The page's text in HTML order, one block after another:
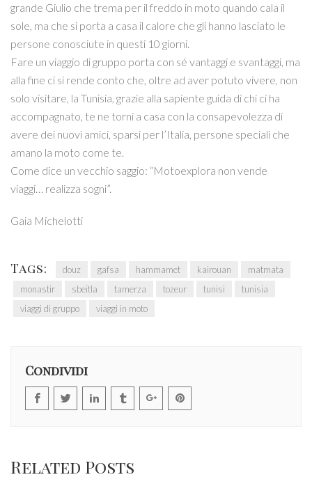
grande Giulio che trema per il freddo in moto quando cala il
sole, ma che si porta a casa il calore che gli hanno lasciato le
persone conosciute in questi 10 giorni.
Fare un viaggio di gruppo porta con sé vantaggi e svantaggi, ma
alla fine ci si rende conto che, oltre ad aver potuto vivere, non
solo visitare, la Tunisia, grazie alla sapiente guida di chi ci ha
accompagnato, te ne torni a casa con la consapevolezza di
avere dei nuovi amici, sparsi per l’Italia, persone speciali che
amano la moto come te.
Come dice un vecchio saggio: “Motoexplora non vende
viaggi… realizza sogni”.
Gaia Michelotti
Tags: douz gafsa hammamet kairouan
matmata
monastir
sbeitla tamerza tozeur tunisi
tunisia
viaggi di gruppo
viaggi in moto
Condividi
Related Posts